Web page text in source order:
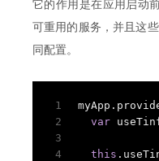
它的作用是在应用启动
可重用的服务，并且这
同配置。
1
2
3
4
var
this